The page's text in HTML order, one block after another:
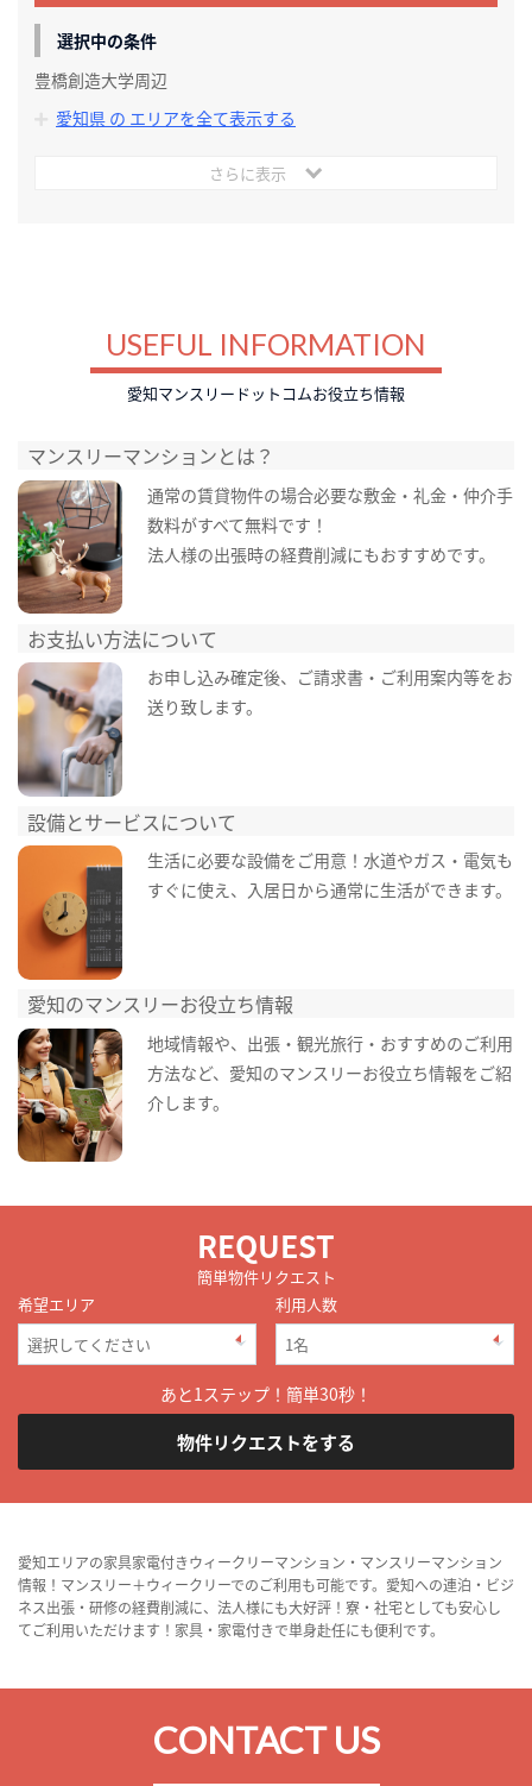
選択中の条件
豊橋創造大学周辺
愛知県 の エリアを全て表示する
さらに表示
USEFUL INFORMATION
愛知マンスリードットコムお役立ち情報
マンスリーマンションとは？
通常の賃貸物件の場合必要な敷金・礼金・仲介手
数料がすべて無料です！
法人様の出張時の経費削減にもおすすめです。
お支払い方法について
お申し込み確定後、ご請求書・ご利用案内等をお
送り致します。
設備とサービスについて
生活に必要な設備をご用意！水道やガス・電気も
すぐに使え、入居日から通常に生活ができます。
愛知のマンスリーお役立ち情報
地域情報や、出張・観光旅行・おすすめのご利用
方法など、愛知のマンスリーお役立ち情報をご紹
介します。
REQUEST
簡単物件リクエスト
希望エリア
利用人数
あと1ステップ！簡単30秒！
物件リクエストをする
愛知エリアの家具家電付きウィークリーマンション・マンスリーマンション
情報！マンスリー＋ウィークリーでのご利用も可能です。愛知への連泊・ビジ
ネス出張・研修の経費削減に、法人様にも大好評！寮・社宅としても安心し
てご利用いただけます！家具・家電付きで単身赴任にも便利です。
CONTACT US